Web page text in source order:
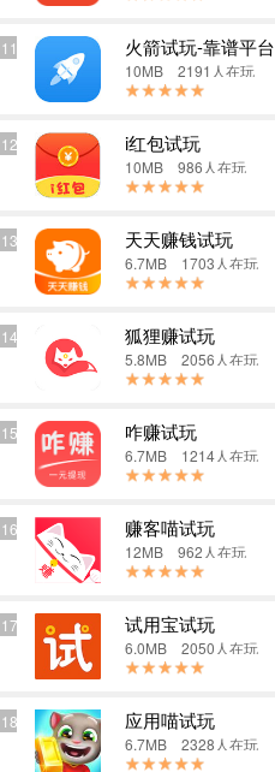
11 火箭试玩-靠谱平台
10MB 2191人在玩
12 i红包试玩
10MB 986人在玩
13 天天赚钱试玩
6.7MB 1703人在玩
14 狐狸赚试玩
5.8MB 2056人在玩
15 咋赚试玩
6.7MB 1214人在玩
16 赚客喵试玩
12MB 962人在玩
17 试用宝试玩
6.0MB 2050人在玩
18 应用喵试玩
6.7MB 2328人在玩